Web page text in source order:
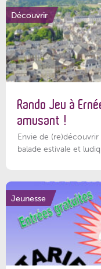
Découvrir
Rando Jeu à
amusant !
Envie de
balade estivale et
Jeunesse